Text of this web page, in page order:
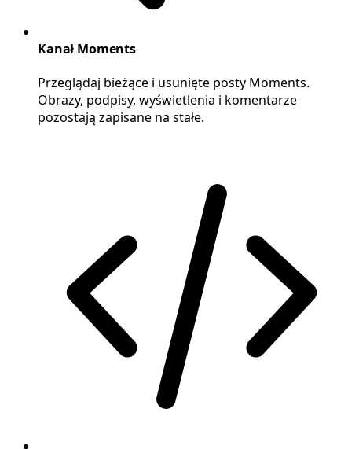
Kanał Moments
Przeglądaj bieżące i usunięte posty Moments.
Obrazy, podpisy, wyświetlenia i komentarze
pozostają zapisane na stałe.